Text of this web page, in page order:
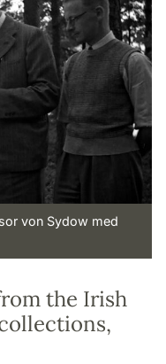
von Sydow med
the Irish